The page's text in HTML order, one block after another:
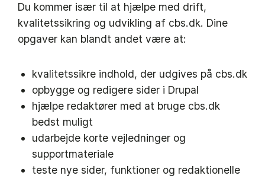
Du kommer især til at hjælpe med drift,
kvalitetssikring og udvikling af cbs.dk. Dine
opgaver kan blandt andet være at:
kvalitetssikre indhold, der udgives på cbs.dk
opbygge og redigere sider i Drupal
hjælpe redaktører med at bruge cbs.dk
bedst muligt
udarbejde korte vejledninger og
supportmateriale
teste nye sider, funktioner og redaktionelle